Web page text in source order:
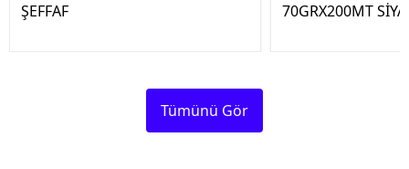
ŞEFFAF
70GRX200MT
Tümünü Gör